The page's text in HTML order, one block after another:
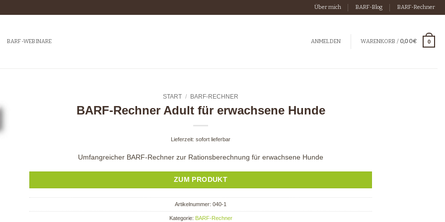
Über mich BARF-Blog BARF-Rechner
BARF-WEBINARE ANMELDEN WARENKORB / 0,00€ 0
START / BARF-RECHNER
BARF-Rechner Adult für erwachsene Hunde
Lieferzeit: sofort lieferbar
Umfangreicher BARF-Rechner zur Rationsberechnung für erwachsene Hunde
ZUM PRODUKT
Artikelnummer: 040-1
Kategorie: BARF-Rechner